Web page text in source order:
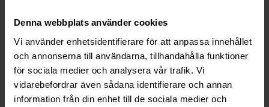
Denna webbplats använder cookies
Vi använder enhetsidentifierare för att anpassa innehållet
och annonserna till användarna, tillhandahålla funktioner
för sociala medier och analysera vår trafik. Vi
vidarebefordrar även sådana identifierare och annan
information från din enhet till de sociala medier och
Eksjö
Fagersta
Farsta
Gävle